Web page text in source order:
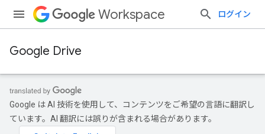
Workspace ログイン
Google Drive
Google は AI 技術を使用して、コンテンツをご希望の言語に翻訳し
ています。AI 翻訳には誤りが含まれる場合があります。